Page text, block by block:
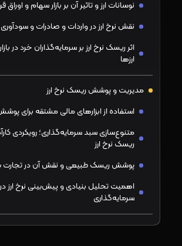
نوسانات ارز و تاثیر آن بر بازار سهام و اوراق
نقش نرخ ارز در واردات و صادرات و
اثر ریسک نرخ ارز بر سرمایه‌گذاران خرد در
ارزها
مدیریت و پوشش ریسک نرخ ارز
استفاده از ابزارهای مالی مشتقه برای
متنوع‌سازی سبد سرمایه‌گذاری؛ رویکردی
ریسک نرخ ارز
پوشش ریسک طبیعی و نقش آن در تجارت
اهمیت تحلیل بنیادی و پیش‌بینی نرخ ارز
سرمایه‌گذاری
ریسک نرخ ارز در اقتصاد ایران؛ ابعاد و پیامدها